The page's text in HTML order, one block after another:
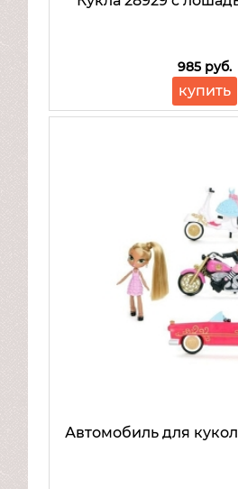
Надувная продукция
Товары для малышей
985 руб.
купить
Автомобиль для кукол